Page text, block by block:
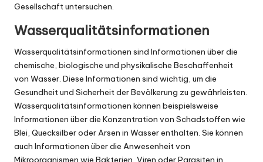
Gesellschaft untersuchen.
Wasserqualitätsinformationen
Wasserqualitätsinformationen sind Informationen über die
chemische, biologische und physikalische Beschaffenheit
von Wasser. Diese Informationen sind wichtig, um die
Gesundheit und Sicherheit der Bevölkerung zu gewährleisten.
Wasserqualitätsinformationen können beispielsweise
Informationen über die Konzentration von Schadstoffen wie
Blei, Quecksilber oder Arsen in Wasser enthalten. Sie können
auch Informationen über die Anwesenheit von
Mikroorganismen wie Bakterien, Viren oder Parasiten in